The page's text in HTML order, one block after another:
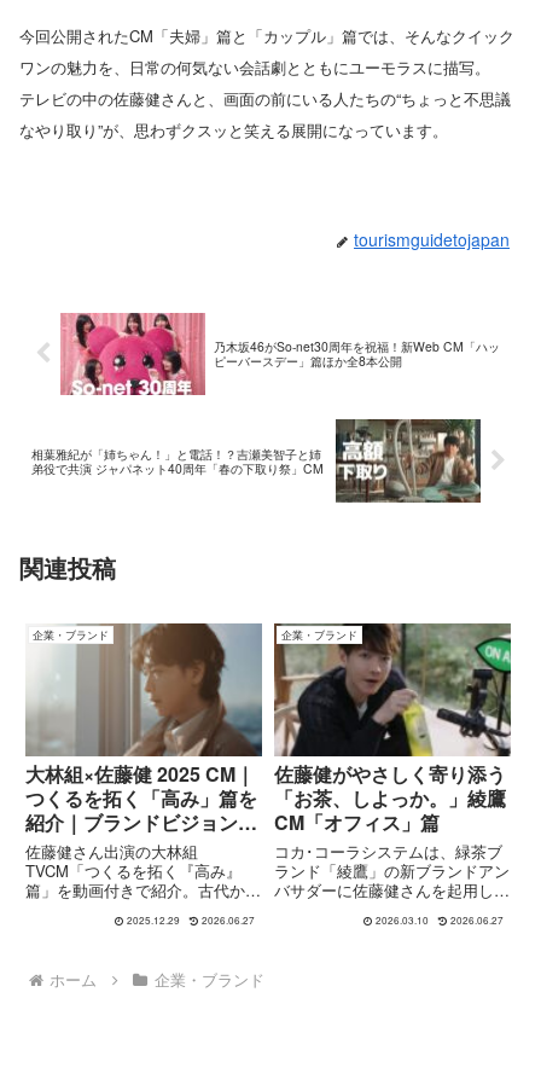
今回公開されたCM「夫婦」篇と「カップル」篇では、そんなクイック
ワンの魅力を、日常の何気ない会話劇とともにユーモラスに描写。
テレビの中の佐藤健さんと、画面の前にいる人たちの“ちょっと不思議
なやり取り”が、思わずクスッと笑える展開になっています。
tourismguidetojapan
乃木坂46がSo-net30周年を祝福！新Web CM「ハッ
ピーバースデー」篇ほか全8本公開
相葉雅紀が「姉ちゃん！」と電話！？吉瀬美智子と姉
弟役で共演 ジャパネット40周年「春の下取り祭」CM
関連投稿
企業・ブランド
大林組×佐藤健 2025 CM｜
つくるを拓く「高み」篇を
紹介｜ブランドビジョン
『MAKE BEYOND』と
は
佐藤健さん出演の大林組
TVCM「つくるを拓く『高み』
篇」を動画付きで紹介。古代から
くブランドCMと、大林組のブラ
つくるを拓く」の背景をわかりや
すく解説します。
2025.12.29 2026.06.27
企業・ブランド
佐藤健がやさしく寄り添う
「お茶、しよっか。」綾鷹
CM「オフィス」篇
コカ･コーラシステムは、緑茶ブ
ランド「綾鷹」の新ブランドアン
バサダーに佐藤健さんを起用し、
ス」篇を公開しました。CMは
2026.03.10 2026.06.27
ホーム 企業・ブランド